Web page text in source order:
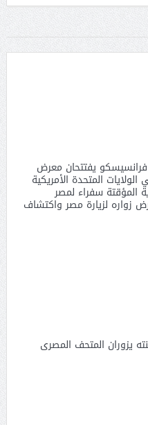
فرانسيسكو يفتتحان معرض
المتحدة الأمريكية
المؤقتة سفراء لمصر
زواره لزيارة مصر واكتشاف
يزوران المتحف المصرى